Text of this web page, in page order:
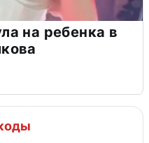
на ребенка в